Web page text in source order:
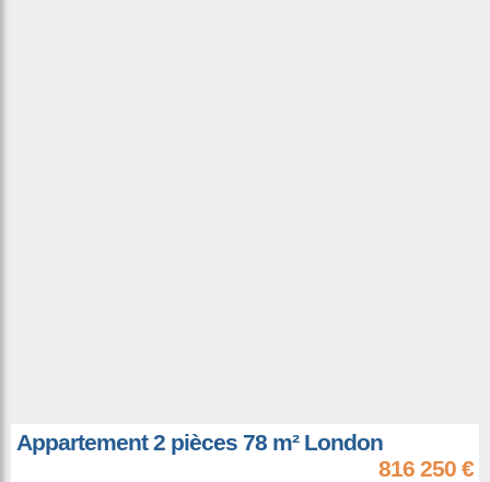
Appartement 2 pièces 78 m² London
816 250 €